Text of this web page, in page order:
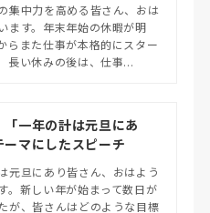
集中力を高める皆さん、おは
ます。年末年始の休暇が明
らまた仕事が本格的にスター
長い休みの後は、仕事...
「一年の計は元旦にあ
ーマにしたスピーチ
元旦にあり皆さん、おはよう
。新しい年が始まって数日が
が、皆さんはどのような目標